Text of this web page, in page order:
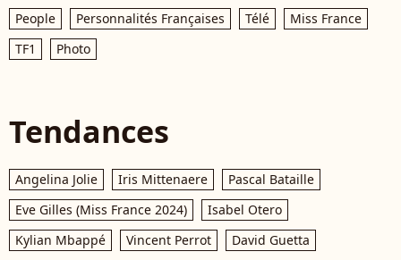
People Personnalités Françaises Télé
Miss France
TF1
Photo
Tendances
Angelina Jolie Iris Mittenaere
Pascal Bataille
Eve Gilles (Miss France 2024)
Isabel Otero
Kylian Mbappé
Vincent Perrot David Guetta